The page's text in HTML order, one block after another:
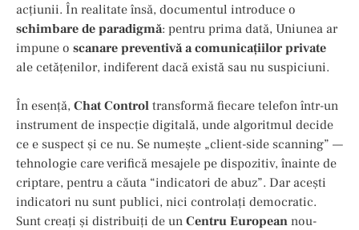
acțiunii. În realitate însă, documentul introduce o
schimbare de paradigmă: pentru prima dată, Uniunea ar
impune o scanare preventivă a comunicațiilor private
ale cetățenilor, indiferent dacă există sau nu suspiciuni.
În esență, Chat Control transformă fiecare telefon într-un
instrument de inspecție digitală, unde algoritmul decide
ce e suspect și ce nu. Se numește „client-side scanning” —
tehnologie care verifică mesajele pe dispozitiv, înainte de
criptare, pentru a căuta “indicatori de abuz”. Dar acești
indicatori nu sunt publici, nici controlați democratic.
Sunt creați și distribuiți de un Centru European nou-